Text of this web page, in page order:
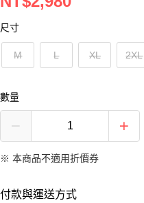
尺寸
M L XL 2XL
數量
※ 本商品不適用折價券
付款與運送方式